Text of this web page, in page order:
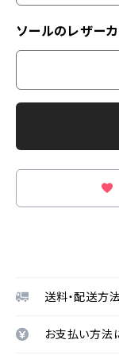
ソールのレザー
送料・配送方
お支払い方法